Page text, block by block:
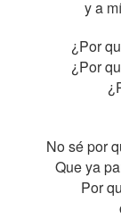
y a
¿Por
¿Por
No sé por
Que ya
Por